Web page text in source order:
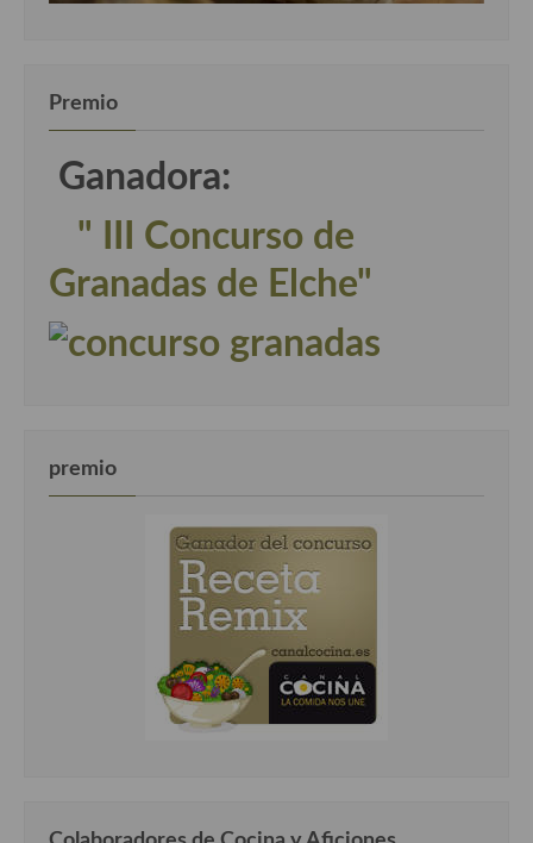
Premio
Ganadora:
" III Concurso de
Granadas de Elche"
premio